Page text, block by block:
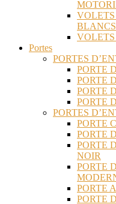
BLANCS
Portes
PORTES
PORTE
PORTE
PORTE
PORTE
PORTES
PORTE
PORTE
PORTE
NOIR
PORTE
PORTE
PORTE